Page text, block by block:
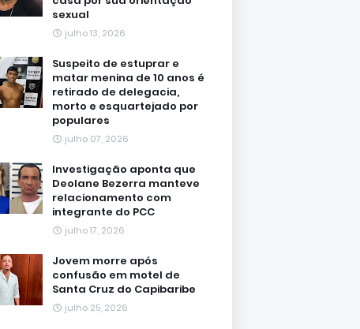
sexual
julho 13, 2026
Suspeito de estuprar e
matar menina de 10 anos é
retirado de delegacia,
morto e esquartejado por
populares
julho 07, 2026
Investigação aponta que
Deolane Bezerra manteve
relacionamento com
integrante do PCC
julho 17, 2026
Jovem morre após
confusão em motel de
Santa Cruz do Capibaribe
julho 25, 2026